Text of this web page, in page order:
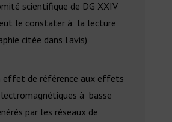
scientifique de DG XXIV
le constater à la lecture
citée dans l’avis)
effet de référence aux effets
à basse
par les réseaux de